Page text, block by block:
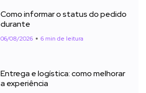
Como informar o status do pedido
durante
06/08/2026 6 min de leitura
Entrega e logística: como melhorar
a experiência